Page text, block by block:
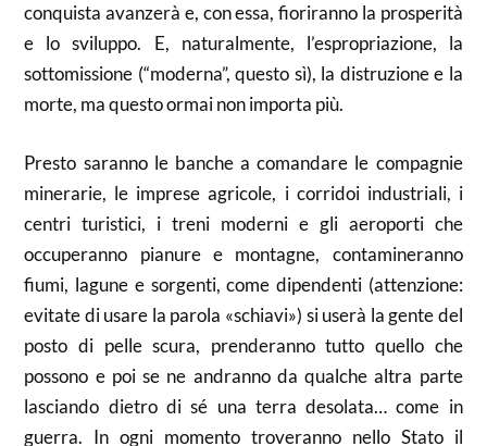
conquista avanzerà e, con essa, fioriranno la prosperità
e lo sviluppo. E, naturalmente, l’espropriazione, la
sottomissione (“moderna”, questo sì), la distruzione e la
morte, ma questo ormai non importa più.
Presto saranno le banche a comandare le compagnie
minerarie, le imprese agricole, i corridoi industriali, i
centri turistici, i treni moderni e gli aeroporti che
occuperanno pianure e montagne, contamineranno
fiumi, lagune e sorgenti, come dipendenti (attenzione:
evitate di usare la parola «schiavi») si userà la gente del
posto di pelle scura, prenderanno tutto quello che
possono e poi se ne andranno da qualche altra parte
lasciando dietro di sé una terra desolata… come in
guerra. In ogni momento troveranno nello Stato il